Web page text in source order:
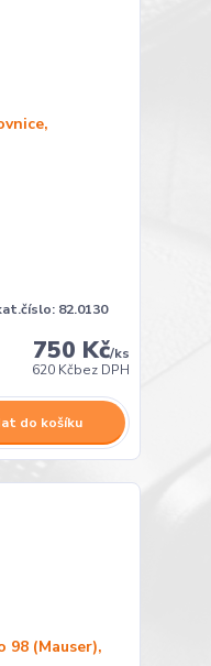
82.0130
750 Kč/ks
620 Kčbez DPH
do košíku